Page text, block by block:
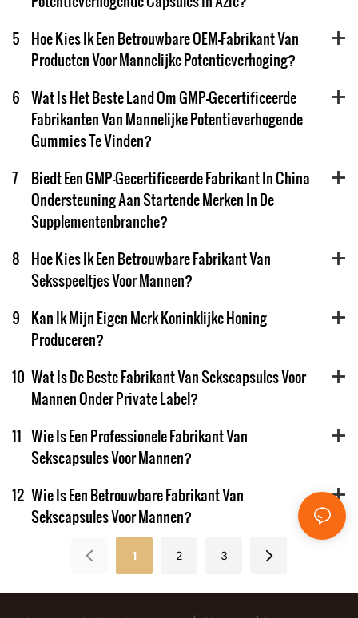
5 Hoe Kies Ik Een Betrouwbare OEM-Fabrikant Van
Producten Voor Mannelijke Potentieverhoging?
6 Wat Is Het Beste Land Om GMP-Gecertificeerde
Fabrikanten Van Mannelijke Potentieverhogende
Gummies Te Vinden?
7
Biedt Een GMP-Gecertificeerde Fabrikant In China
Ondersteuning Aan Startende Merken In De
Supplementenbranche?
8 Hoe Kies Ik Een Betrouwbare Fabrikant Van
Seksspeeltjes Voor Mannen?
9 Kan Ik Mijn Eigen Merk Koninklijke Honing
Produceren?
10 Wat Is De Beste Fabrikant Van Sekscapsules Voor
Mannen Onder Private Label?
11 Wie Is Een Professionele Fabrikant Van
Sekscapsules Voor Mannen?
12 Wie Is Een Betrouwbare Fabrikant Van
Sekscapsules Voor Mannen?
1 2 3